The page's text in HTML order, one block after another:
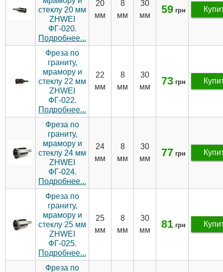
стеклу 20 мм
ZHWEI
ФГ-020.
Подробнее...
20
мм
8
мм
30
мм
59 грн
Фреза по
граниту,
мрамору и
стеклу 22 мм
ZHWEI
ФГ-022.
Подробнее...
22
мм
8
мм
30
мм
73 грн
Фреза по
граниту,
мрамору и
стеклу 24 мм
ZHWEI
ФГ-024.
Подробнее...
24
мм
8
мм
30
мм
77 грн
Фреза по
граниту,
мрамору и
стеклу 25 мм
ZHWEI
ФГ-025.
Подробнее...
25
мм
8
мм
30
мм
81 грн
Фреза по